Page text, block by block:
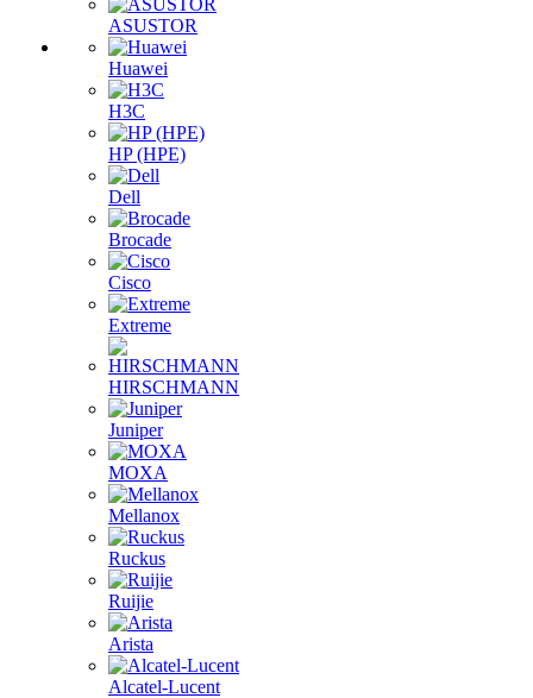
ASUSTOR
Huawei
H3C
HP (HPE)
Dell
Brocade
Cisco
Extreme
HIRSCHMANN
Juniper
MOXA
Mellanox
Ruckus
Ruijie
Arista
Alcatel-Lucent